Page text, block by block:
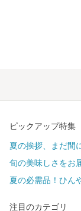
ピックアップ特集
夏の挨拶、まだ間
旬の美味しさをお
夏の必需品！ひん
注目のカテゴリ